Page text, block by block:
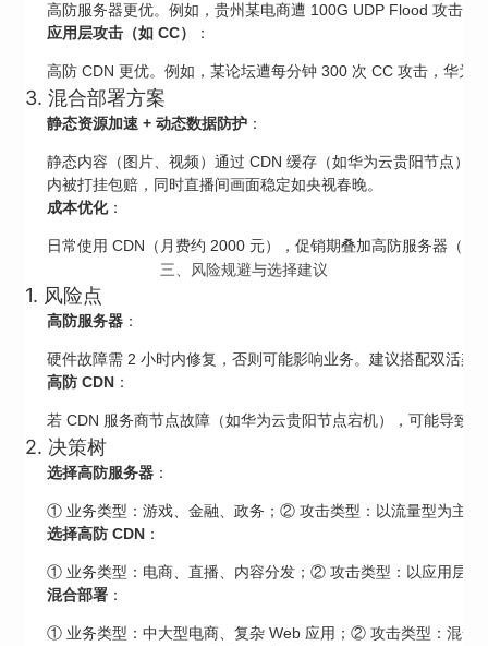
高防服务器更优。例如，贵州某电商遭 100G UDP Flood 攻击，
应用层攻击（如 CC）
：
高防 CDN 更优。例如，某论坛遭每分钟 300 次 CC 攻击，华
3. 混合部署方案
静态资源加速 + 动态数据防护 ：
静态内容（图片、视频）通过 CDN 缓存（如华为云贵阳节点）
内被打挂包赔，同时直播间画面稳定如央视春晚。
成本优化：
日常使用 CDN（月费约 2000 元），促销期叠加高防服务器（
三、风险规避与选择建议
1. 风险点
高防服务器 ：
硬件故障需 2 小时内修复，否则可能影响业务。建议搭配双活
高防 CDN ：
若 CDN 服务商节点故障（如华为云贵阳节点宕机），可能导致
2. 决策树
选择高防服务器 ：
① 业务类型：游戏、金融、政务；② 攻击类型：以流量型为主
选择高防 CDN ：
① 业务类型：电商、直播、内容分发；② 攻击类型：以应用层
混合部署 ：
① 业务类型：中大型电商、复杂 Web 应用；② 攻击类型：混